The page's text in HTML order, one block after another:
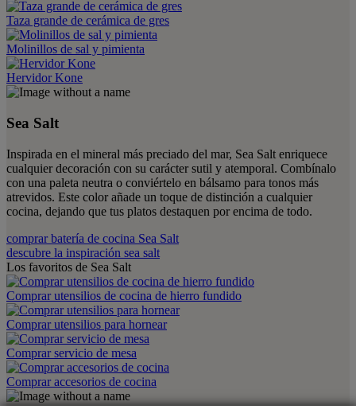
Taza grande de cerámica de gres
Molinillos de sal y pimienta
Hervidor Kone
Sea Salt
Inspirada en el mineral más preciado del mar, Sea Salt enriquece
cualquier decoración con su carácter sutil y atemporal. Combínalo
con una paleta neutra o conviértelo en bálsamo para tonos más
atrevidos. Este color añade un toque de distinción a cualquier
cocina, dejando que tus platos destaquen por encima de todo.
comprar batería de cocina Sea Salt
descubre la inspiración sea salt
Los favoritos de Sea Salt
Comprar utensilios de cocina de hierro fundido
Comprar utensilios para hornear
Comprar servicio de mesa
Comprar accesorios de cocina